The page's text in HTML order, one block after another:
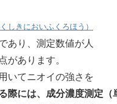
しきにおいふくろほう）
あり、測定数値が人
があります。
いてニオイの強さを
際には、成分濃度測定（